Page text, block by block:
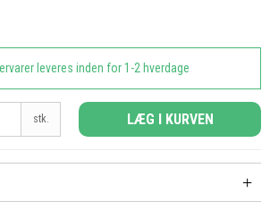
leveres inden for 1-2 hverdage
stk. LÆG I KURVEN